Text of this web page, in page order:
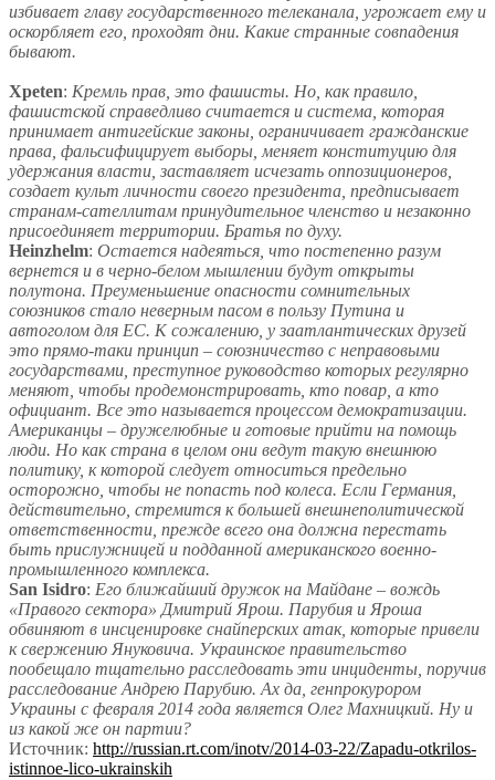
избивает главу государственного телеканала, угрожает ему и
оскорбляет его, проходят дни. Какие странные совпадения
бывают.
Xpeten: Кремль прав, это фашисты. Но, как правило,
фашистской справедливо считается и система, которая
принимает антигейские законы, ограничивает гражданские
права, фальсифицирует выборы, меняет конституцию для
удержания власти, заставляет исчезать оппозиционеров,
создает культ личности своего президента, предписывает
странам-сателлитам принудительное членство и незаконно
присоединяет территории. Братья по духу.
Heinzhelm: Остается надеяться, что постепенно разум
вернется и в черно-белом мышлении будут открыты
полутона. Преуменьшение опасности сомнительных
союзников стало неверным пасом в пользу Путина и
автоголом для ЕС. К сожалению, у заатлантических друзей
это прямо-таки принцип – союзничество с неправовыми
государствами, преступное руководство которых регулярно
меняют, чтобы продемонстрировать, кто повар, а кто
официант. Все это называется процессом демократизации.
Американцы – дружелюбные и готовые прийти на помощь
люди. Но как страна в целом они ведут такую внешнюю
политику, к которой следует относиться предельно
осторожно, чтобы не попасть под колеса. Если Германия,
действительно, стремится к большей внешнеполитической
ответственности, прежде всего она должна перестать
быть прислужницей и подданной американского военно-
промышленного комплекса.
San Isidro: Его ближайший дружок на Майдане – вождь
«Правого сектора» Дмитрий Ярош. Парубия и Яроша
обвиняют в инсценировке снайперских атак, которые привели
к свержению Януковича. Украинское правительство
пообещало тщательно расследовать эти инциденты, поручив
расследование Андрею Парубию. Ах да, генпрокурором
Украины с февраля 2014 года является Олег Махницкий. Ну и
из какой же он партии?
Источник: http://russian.rt.com/inotv/2014-03-22/Zapadu-otkrilos-
istinnoe-lico-ukrainskih